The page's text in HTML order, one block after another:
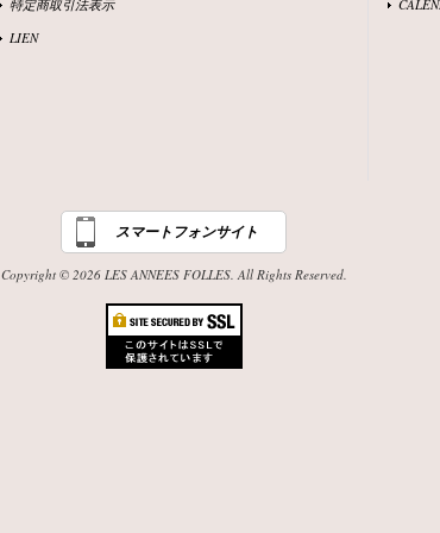
特定商取引法表示
LIEN
スマートフォンサイト
Copyright © 2026 LES ANNEES FOLLES. All Rights Reserved.